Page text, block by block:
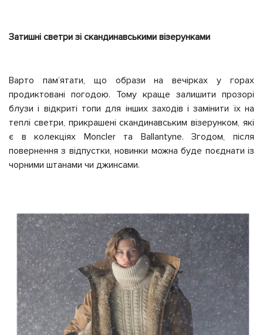
Затишні светри зі скандинавськими візерунками
Варто памʼятати, що образи на вечірках у горах
продиктовані погодою. Тому краще залишити прозорі
блузи і відкриті топи для інших заходів і замінити їх на
теплі светри, прикрашені скандинавським візерунком, які
є в колекціях Moncler та Ballantyne. Згодом, після
повернення з відпустки, новинки можна буде поєднати із
чорними штанами чи джинсами.